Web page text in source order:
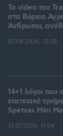
To video του
στα Βόρεια
Άνθρωποι,
07.08.2026, 12:38
14+1 λόγοι που
επετειακό
Spetses Mini
31.07.2026, 11:04